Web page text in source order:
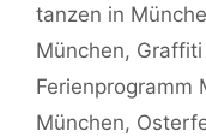
tanzen in
München,
Ferienprogramm
München,